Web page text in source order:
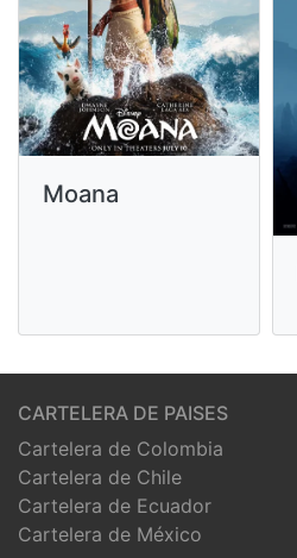
Moana
CARTELERA DE PAISES
Cartelera de Colombia
Cartelera de Chile
Cartelera de Ecuador
Cartelera de México